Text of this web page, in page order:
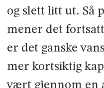
og slett litt ut. Så
mener det
er det ganske
mer kortsiktig
vært gjennom en